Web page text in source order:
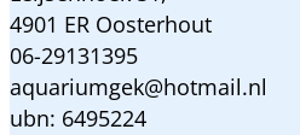
4901 ER Oosterhout
06-29131395
aquariumgek@hotmail.nl
ubn: 6495224